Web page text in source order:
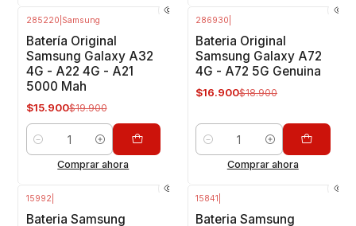
285220 Samsung
Batería Original
Samsung Galaxy A32
4G - A22 4G - A21
5000 Mah
$15.900$19.900
Cantidad
Comprar ahora
286930
Bateria Original
Samsung Galaxy A72
4G - A72 5G Genuina
$16.900$18.900
Cantidad
Comprar ahora
15992
Bateria Samsung
15841
Bateria Samsung